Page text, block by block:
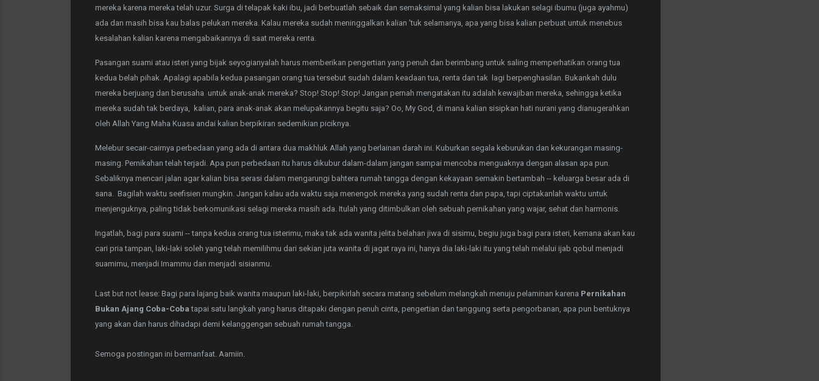
mereka karena mereka telah uzur. Surga di telapak kaki ibu, jadi berbuatlah sebaik dan semaksimal yang kalian bisa lakukan selagi ibumu (juga ayahmu)
ada dan masih bisa kau balas pelukan mereka. Kalau mereka sudah meninggalkan kalian 'tuk selamanya, apa yang bisa kalian perbuat untuk menebus
kesalahan kalian karena mengabaikannya di saat mereka renta.
Pasangan suami atau isteri yang bijak seyogianyalah harus memberikan pengertian yang penuh dan berimbang untuk saling memperhatikan orang tua
kedua belah pihak. Apalagi apabila kedua pasangan orang tua tersebut sudah dalam keadaan tua, renta dan tak lagi berpenghasilan. Bukankah dulu
mereka berjuang dan berusaha untuk anak-anak mereka? Stop! Stop! Stop! Jangan pernah mengatakan itu adalah kewajiban mereka, sehingga ketika
mereka sudah tak berdaya, kalian, para anak-anak akan melupakannya begitu saja? Oo, My God, di mana kalian sisipkan hati nurani yang dianugerahkan
oleh Allah Yang Maha Kuasa andai kalian berpikiran sedemikian piciknya.
Melebur secair-cairnya perbedaan yang ada di antara dua makhluk Allah yang berlainan darah ini. Kuburkan segala keburukan dan kekurangan masing-
masing. Pernikahan telah terjadi. Apa pun perbedaan itu harus dikubur dalam-dalam jangan sampai mencoba menguaknya dengan alasan apa pun.
Sebaliknya mencari jalan agar kalian bisa serasi dalam mengarungi bahtera rumah tangga dengan kekayaan semakin bertambah -- keluarga besar ada di
sana. Bagilah waktu seefisien mungkin. Jangan kalau ada waktu saja menengok mereka yang sudah renta dan papa, tapi ciptakanlah waktu untuk
menjenguknya, paling tidak berkomunikasi selagi mereka masih ada. Itulah yang ditimbulkan oleh sebuah pernikahan yang wajar, sehat dan harmonis.
Ingatlah, bagi para suami -- tanpa kedua orang tua isterimu, maka tak ada wanita jelita belahan jiwa di sisimu, begiu juga bagi para isteri, kemana akan kau
cari pria tampan, laki-laki soleh yang telah memilihmu dari sekian juta wanita di jagat raya ini, hanya dia laki-laki itu yang telah melalui ijab qobul menjadi
suamimu, menjadi Imammu dan menjadi sisianmu.
Last but not lease: Bagi para lajang baik wanita maupun laki-laki, berpikirlah secara matang sebelum melangkah menuju pelaminan karena Pernikahan
Bukan Ajang Coba-Coba tapai satu langkah yang harus ditapaki dengan penuh cinta, pengertian dan tanggung serta pengorbanan, apa pun bentuknya
yang akan dan harus dihadapi demi kelanggengan sebuah rumah tangga.
Semoga postingan ini bermanfaat. Aamiin.